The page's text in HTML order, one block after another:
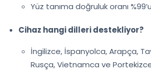
Yüz tanıma doğruluk oranı
Cihaz hangi dilleri destekliyor?
İngilizce, İspanyolca, Arapça,
Rusça, Vietnamca ve